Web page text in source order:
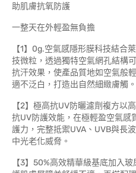
助肌膚抗氧防護
一整天在外輕盈無負擔
【1】0g.空氣感隱形膜科技結合
技微粒，透過獨特空氣網孔結構
抗汗效果，使產品質地如空氣般
適不泛白，打造出自然細緻膚觸。
【2】極高抗UV防曬濾劑複方以
抗UV防護效能，在極輕盈空氣感
護力，完整抵禦UVA、UVB與長
中光老化威脅。
【3】50%高效精華級基底加入